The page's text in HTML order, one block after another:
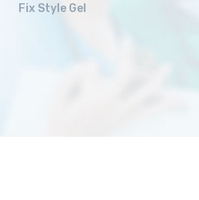
Fix Style Gel